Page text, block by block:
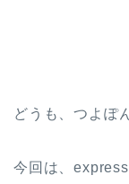
どうも、つよぽ
今回は、